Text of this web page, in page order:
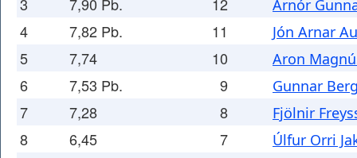
Arnór
4 7,82 Pb. 11 Jón Arnar
5 7,74 10 Aron
6 7,53 Pb. 9 Gunnar
7 7,28 8 Fjölnir
8 6,45 7 Úlfur Orri